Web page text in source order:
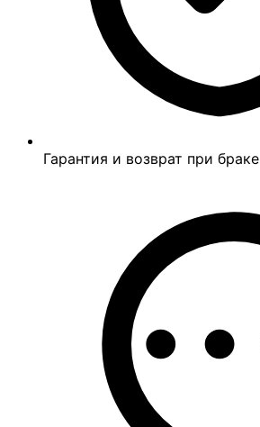
Гарантия и возврат при браке